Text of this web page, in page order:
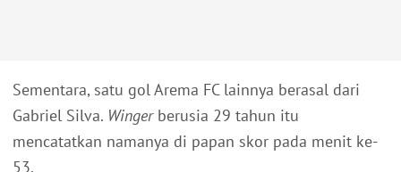
Sementara, satu gol Arema FC lainnya berasal dari
Gabriel Silva. Wingerberusia 29 tahun itu
mencatatkan namanya di papan skor pada menit ke-
53.